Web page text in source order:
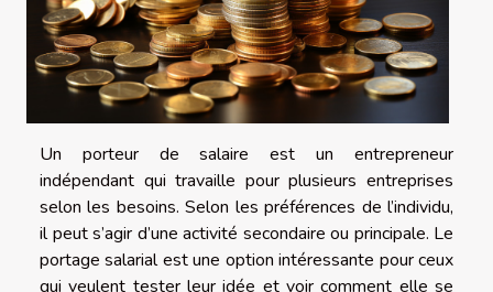
Un porteur de salaire est un entrepreneur
indépendant qui travaille pour plusieurs entreprises
selon les besoins. Selon les préférences de l’individu,
il peut s’agir d’une activité secondaire ou principale. Le
portage salarial est une option intéressante pour ceux
qui veulent tester leur idée et voir comment elle se